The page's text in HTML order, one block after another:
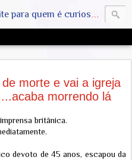
ciente das notícias que geralmente não aparecem na grande mídia. Abram a mente, pensem fora da caixinha. SAIAM DA MATRIX !! A VERDADE ESTÁ LA FORA
morte e vai a igreja
morrendo lá
britânica.
devoto de 45 anos, escapou da